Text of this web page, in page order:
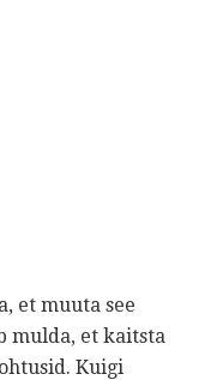
et muuta see
mulda, et kaitsta
Kuigi